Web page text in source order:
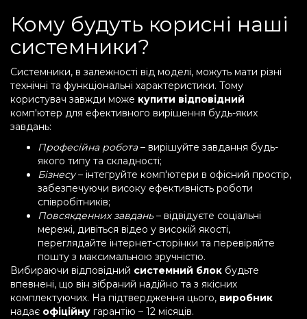
Кому будуть корисні наші
системники?
Системники, в залежності від моделі, можуть мати різні
технічні та функціональні характеристики. Тому
користувач завжди може купити відповідний
комп'ютер для ефективного вирішення будь-яких
завдань:
Професійна робота– вирішуйте завдання будь-
якого типу та складності;
Бізнесу– інтегруйте комп'ютери в офісний простір,
забезпечуючи високу ефективність роботи
співробітників;
Повсякденних завдань – відвідуєте соціальні
мережі, дивіться відео у високій якості,
переглядайте інтернет-сторінки та перевіряйте
пошту з максимальною зручністю.
Вибираючи відповідний системний блок будьте
впевнені, що він зібраний надійно та з якісних
комплектуючих. На підтвердження цього, виробник
надає офіційну гарантію – 12 місяців.